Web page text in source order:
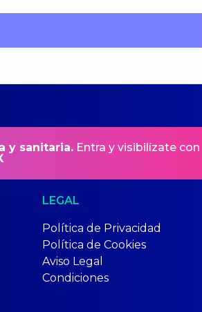
y sanitaria. Entra y visibilízate con
LEGAL
Política de Privacidad
Política de Cookies
Aviso Legal
Condiciones